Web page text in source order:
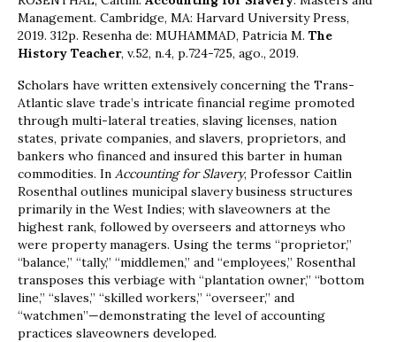
Management. Cambridge, MA: Harvard University Press,
2019. 312p. Resenha de: MUHAMMAD, Patricia M. The
History Teacher, v.52, n.4, p.724-725, ago., 2019.
Scholars have written extensively concerning the Trans-
Atlantic slave trade’s intricate financial regime promoted
through multi-lateral treaties, slaving licenses, nation
states, private companies, and slavers, proprietors, and
bankers who financed and insured this barter in human
commodities. In Accounting for Slavery, Professor Caitlin
Rosenthal outlines municipal slavery business structures
primarily in the West Indies; with slaveowners at the
highest rank, followed by overseers and attorneys who
were property managers. Using the terms “proprietor,”
“balance,” “tally,” “middlemen,” and “employees,” Rosenthal
transposes this verbiage with “plantation owner,” “bottom
line,” “slaves,” “skilled workers,” “overseer,” and
“watchmen”—demonstrating the level of accounting
practices slaveowners developed.